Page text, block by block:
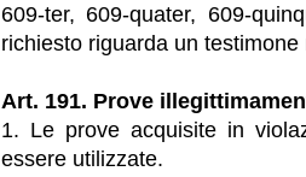
609-ter, 609-quater, 609-
richiesto riguarda un
Art. 191. Prove
1. Le prove acquisite in
essere utilizzate.